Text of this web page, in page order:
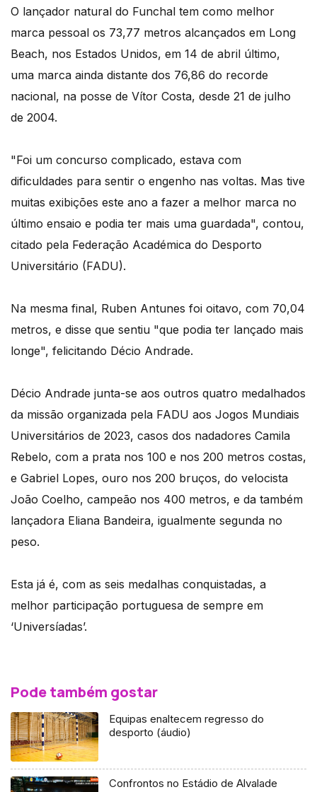
O lançador natural do Funchal tem como melhor
marca pessoal os 73,77 metros alcançados em Long
Beach, nos Estados Unidos, em 14 de abril último,
uma marca ainda distante dos 76,86 do recorde
nacional, na posse de Vítor Costa, desde 21 de julho
de 2004.
"Foi um concurso complicado, estava com
dificuldades para sentir o engenho nas voltas. Mas tive
muitas exibições este ano a fazer a melhor marca no
último ensaio e podia ter mais uma guardada", contou,
citado pela Federação Académica do Desporto
Universitário (FADU).
Na mesma final, Ruben Antunes foi oitavo, com 70,04
metros, e disse que sentiu "que podia ter lançado mais
longe", felicitando Décio Andrade.
Décio Andrade junta-se aos outros quatro medalhados
da missão organizada pela FADU aos Jogos Mundiais
Universitários de 2023, casos dos nadadores Camila
Rebelo, com a prata nos 100 e nos 200 metros costas,
e Gabriel Lopes, ouro nos 200 bruços, do velocista
João Coelho, campeão nos 400 metros, e da também
lançadora Eliana Bandeira, igualmente segunda no
peso.
Esta já é, com as seis medalhas conquistadas, a
melhor participação portuguesa de sempre em
‘Universíadas’.
Pode também gostar
Equipas enaltecem regresso do
desporto (áudio)
Confrontos no Estádio de Alvalade